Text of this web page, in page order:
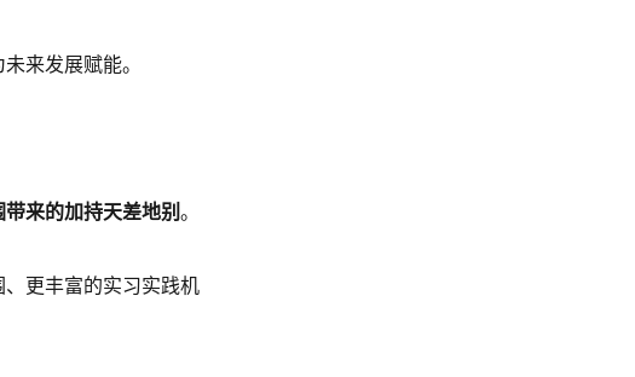
来发展赋能。
来的加持天差地别 。
更丰富的实习实践机